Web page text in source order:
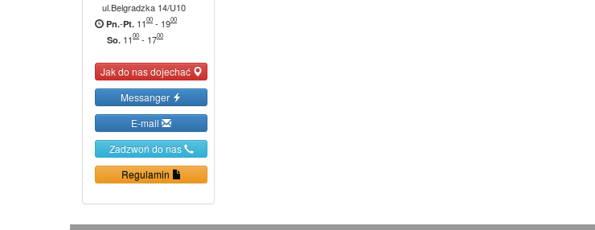
ul.Belgradzka 14/U10
Pn.-Pt. 1100 - 1900
So. 1100 - 1700
Jak do nas dojechać
Messanger
E-mail
Zadzwoń do nas
Regulamin